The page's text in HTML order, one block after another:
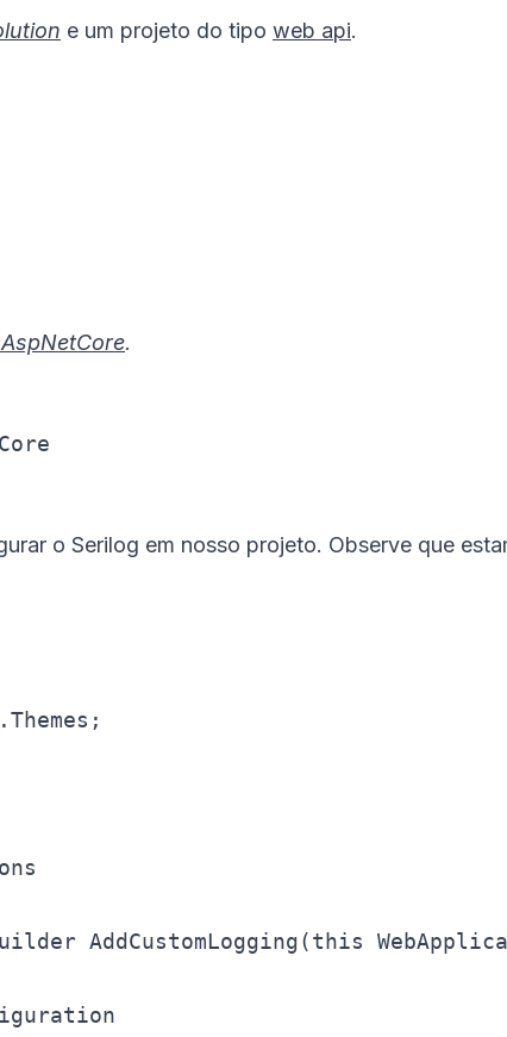
e um projeto do tipo web api.
.
o Serilog em nosso projeto. Observe que
AddCustomLogging(this